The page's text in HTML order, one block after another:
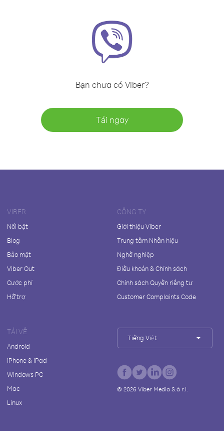
Bạn chưa có Viber?
Tải ngay
VIBER
Nổi bật
Blog
Bảo mật
Viber Out
Cước phí
Hỗ trợ
CÔNG TY
Giới thiệu Viber
Trung tâm Nhãn hiệu
Nghề nghiệp
Điều khoản & Chính sách
Chính sách Quyền riêng tư
Customer Complaints Code
TẢI VỀ
Android
iPhone & iPad
Windows PC
Mac
Linux
Tiếng Việt
© 2026Viber Media S.à r.l.